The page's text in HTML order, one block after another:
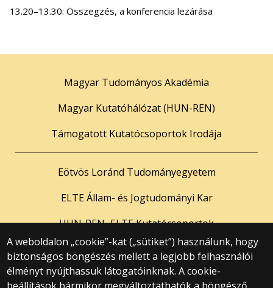
13.20–13.30: Összegzés, a konferencia lezárása
A weboldalon „cookie”-kat („sütiket”) használunk, hogy
biztonságos böngészés mellett a legjobb felhasználói
élményt nyújthassuk látogatóinknak. A cookie-
Magyar Tudományos Akadémia
Magyar Kutatóhálózat (HUN-REN)
Támogatott Kutatócsoportok Irodája
Eötvös Loránd Tudományegyetem
ELTE Állam- és Jogtudományi Kar
HUN-REN–ELTE Kutatócsoportok
© 2025 Eötvös Loránd Tudományegyetem
Minden jog fenntartva.